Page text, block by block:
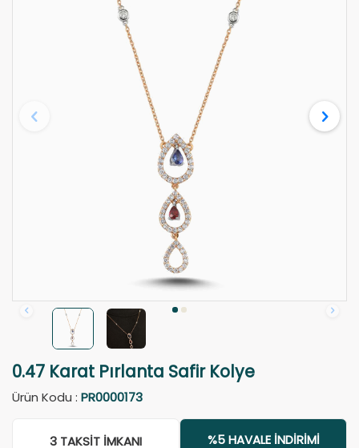
0.47 Karat Pırlanta Safir Kolye
Ürün Kodu : PR0000173
3 TAKSIT İMKANI %5 HAVALE İNDIRIMI